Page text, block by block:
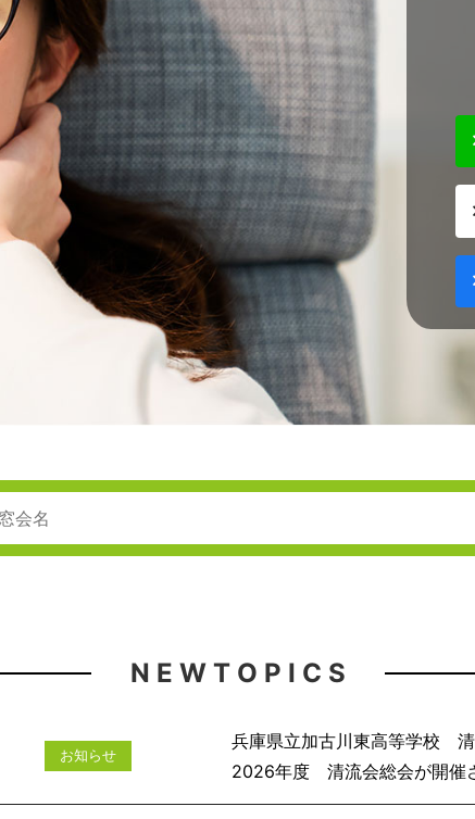
N E W T O P I C S
お知らせ
兵庫県立加古川東高等学校
2026年度 清流会総